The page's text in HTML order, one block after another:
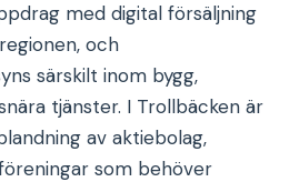
med digital försäljning
och
särskilt inom bygg,
tjänster. I Trollbäcken är
av aktiebolag,
som behöver